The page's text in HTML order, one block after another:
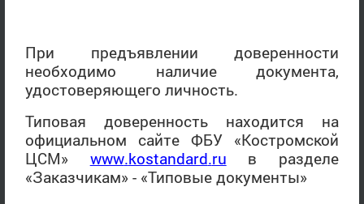
При предъявлении доверенности
необходимо наличие документа,
удостоверяющего личность.
Типовая доверенность находится на
официальном сайте ФБУ «Костромской
ЦСМ» www.kostandard.ru в разделе
«Заказчикам» - «Типовые документы»